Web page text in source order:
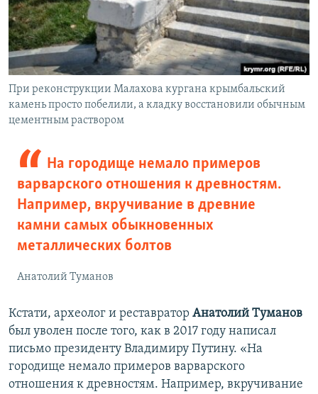
При реконструкции Малахова кургана крымбальский
камень просто побелили, а кладку восстановили обычным
цементным раствором
На городище немало примеров
варварского отношения к древностям.
Например, вкручивание в древние
камни самых обыкновенных
металлических болтов
Анатолий Туманов
Кстати, археолог и реставратор Анатолий Туманов
был уволен после того, как в 2017 году написал
письмо президенту Владимиру Путину. «На
городище немало примеров варварского
отношения к древностям. Например, вкручивание